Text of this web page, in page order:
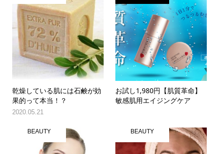
乾燥している肌には石鹸が効
果的って本当！？
2020.05.21
お試し1,980円【肌質革命】
敏感肌用エイジングケア
BEAUTY BEAUTY